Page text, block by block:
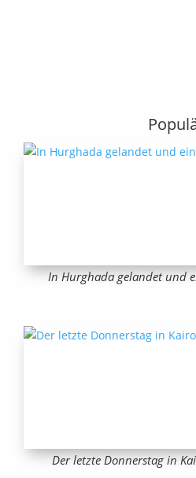
In Hurghada gelandet und
Der letzte Donnerstag in